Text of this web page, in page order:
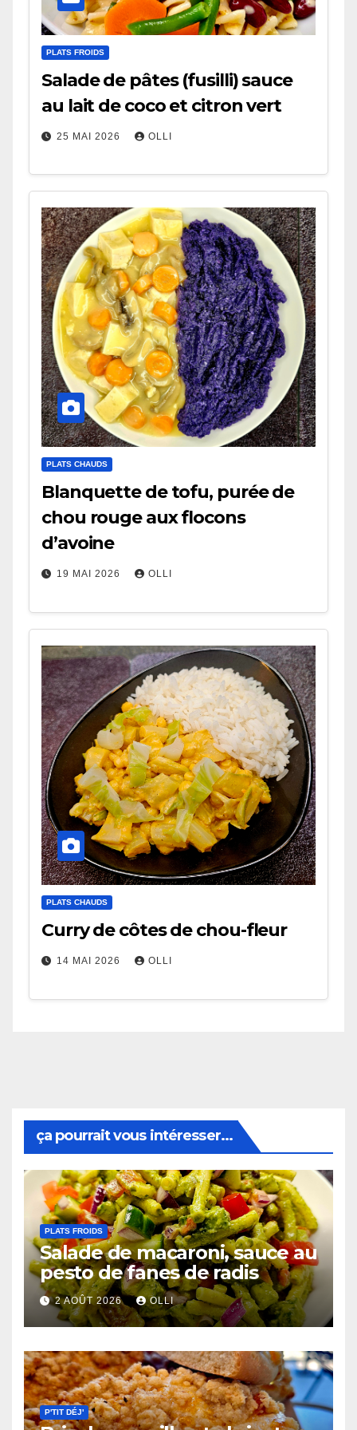
PLATS FROIDS
Salade de pâtes (fusilli) sauce
au lait de coco et citron vert
25 MAI 2026 OLLI
PLATS CHAUDS
Blanquette de tofu, purée de
chou rouge aux flocons
d’avoine
19 MAI 2026 OLLI
PLATS CHAUDS
Curry de côtes de chou-fleur
14 MAI 2026 OLLI
ça pourrait vous intéresser...
PLATS FROIDS
Salade de macaroni, sauce au
pesto de fanes de radis
2 AOÛT 2026 OLLI
P'TIT DÉJ'